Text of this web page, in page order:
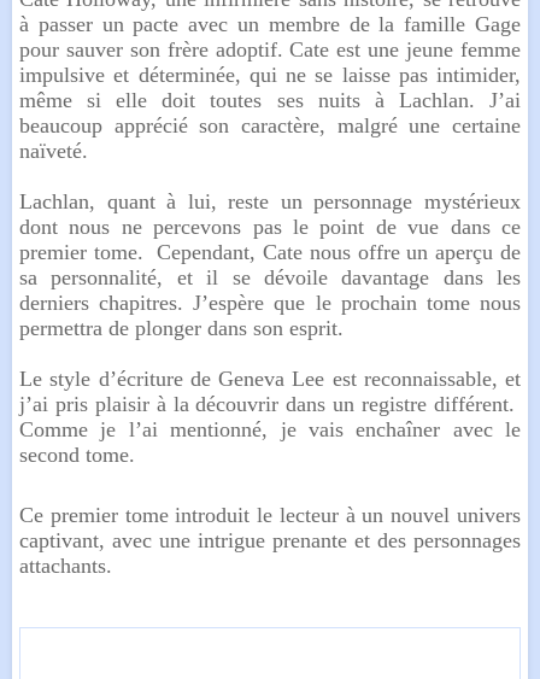
à passer un pacte avec un membre de la famille Gage
pour sauver son frère adoptif. Cate est une jeune femme
impulsive et déterminée, qui ne se laisse pas intimider,
même si elle doit toutes ses nuits à Lachlan. J’ai
beaucoup apprécié son caractère, malgré une certaine
naïveté.
Lachlan, quant à lui, reste un personnage mystérieux
dont nous ne percevons pas le point de vue dans ce
premier tome. Cependant, Cate nous offre un aperçu de
sa personnalité, et il se dévoile davantage dans les
derniers chapitres. J’espère que le prochain tome nous
permettra de plonger dans son esprit.
Le style d’écriture de Geneva Lee est reconnaissable, et
j’ai pris plaisir à la découvrir dans un registre différent.
Comme je l’ai mentionné, je vais enchaîner avec le
second tome.
Ce premier tome introduit le lecteur à un nouvel univers
captivant, avec une intrigue prenante et des personnages
attachants.